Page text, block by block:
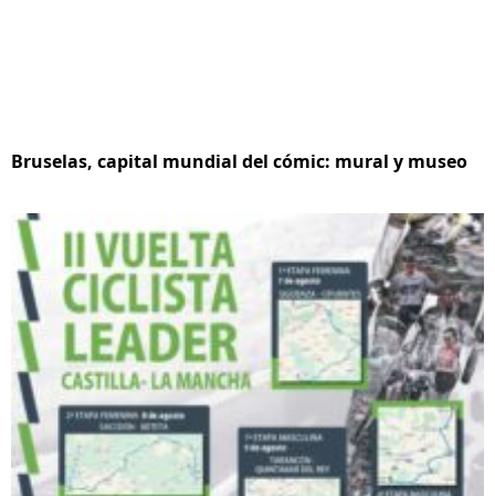
Bruselas, capital mundial del cómic: mural y museo